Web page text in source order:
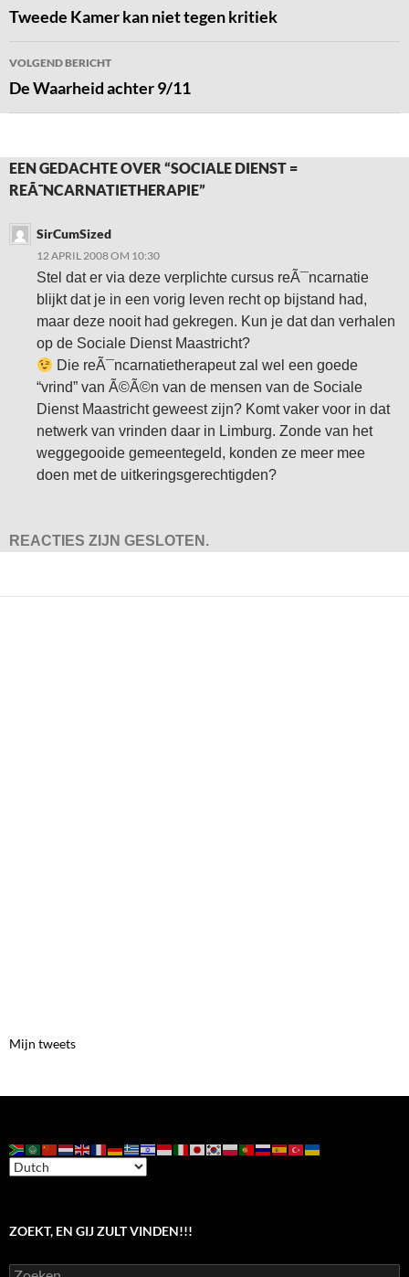
navigatie
Tweede Kamer kan niet tegen kritiek
VOLGEND BERICHT
De Waarheid achter 9/11
EEN GEDACHTE OVER “SOCIALE DIENST =
REÃ¯NCARNATIETHERAPIE”
SirCumSized
12 APRIL 2008 OM 10:30
Stel dat er via deze verplichte cursus reÃ¯ncarnatie
blijkt dat je in een vorig leven recht op bijstand had,
maar deze nooit had gekregen. Kun je dat dan verhalen
op de Sociale Dienst Maastricht?
Die reÃ¯ncarnatietherapeut zal wel een goede
“vrind” van Ã©Ã©n van de mensen van de Sociale
Dienst Maastricht geweest zijn? Komt vaker voor in dat
netwerk van vrinden daar in Limburg. Zonde van het
weggegooide gemeentegeld, konden ze meer mee
doen met de uitkeringsgerechtigden?
REACTIES ZIJN GESLOTEN.
Mijn tweets
ZOEKT, EN GIJ ZULT VINDEN!!!
Zoeken